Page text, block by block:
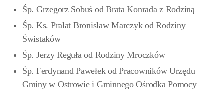
Śp. Grzegorz Sobuś od Brata Konrada z Rodziną
Śp. Ks. Prałat Bronisław Marczyk od Rodziny
Świstaków
Śp. Jerzy Reguła od Rodziny Mroczków
Śp. Ferdynand Pawełek od Pracowników Urzędu
Gminy w Ostrowie i Gminnego Ośrodka Pomocy